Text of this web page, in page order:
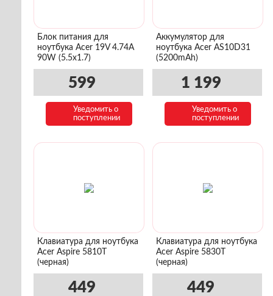
Блок питания для
ноутбука Acer 19V 4.74A
90W (5.5x1.7)
599
Уведомить о
поступлении
Аккумулятор для
ноутбука Acer AS10D31
(5200mAh)
1 199
Уведомить о
поступлении
Клавиатура для ноутбука
Acer Aspire 5810T
(черная)
449
Клавиатура для ноутбука
Acer Aspire 5830T
(черная)
449